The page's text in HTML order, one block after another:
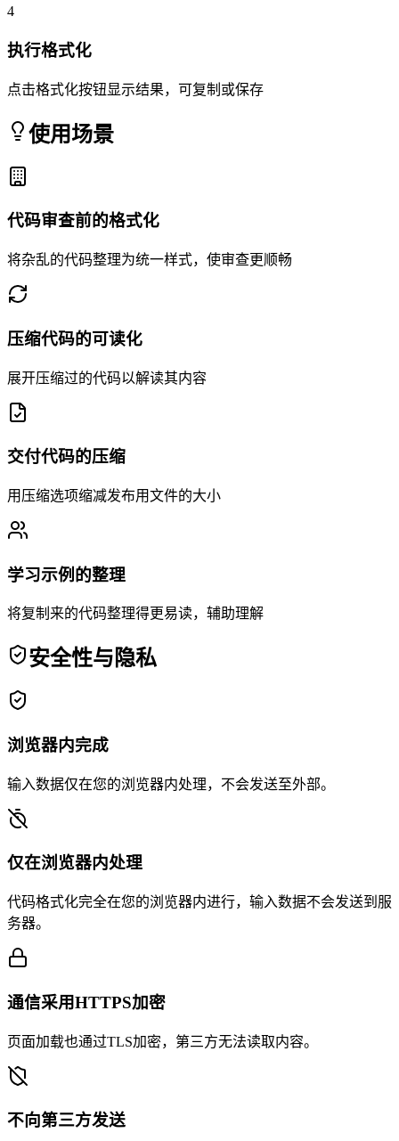
4
执行格式化
点击格式化按钮显示结果，可复制或保存
使用场景
代码审查前的格式化
将杂乱的代码整理为统一样式，使审查更顺畅
压缩代码的可读化
展开压缩过的代码以解读其内容
交付代码的压缩
用压缩选项缩减发布用文件的大小
学习示例的整理
将复制来的代码整理得更易读，辅助理解
安全性与隐私
浏览器内完成
输入数据仅在您的浏览器内处理，不会发送至外部。
仅在浏览器内处理
代码格式化完全在您的浏览器内进行，输入数据不会发送到服
务器。
通信采用HTTPS加密
页面加载也通过TLS加密，第三方无法读取内容。
不向第三方发送